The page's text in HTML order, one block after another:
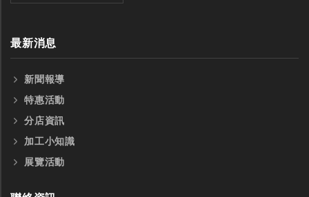
最新消息
新聞報導
特惠活動
分店資訊
加工小知識
展覽活動